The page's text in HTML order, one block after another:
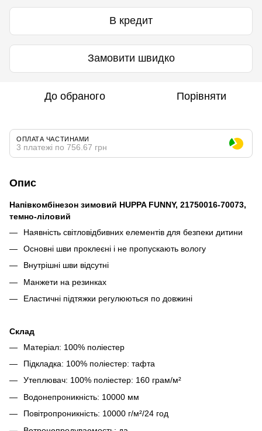
В кредит
Замовити швидко
До обраного Порівняти
ОПЛАТА ЧАСТИНАМИ
3 платежі по 756.67 грн
Опис
Напівкомбінезон зимовий HUPPA FUNNY, 21750016-70073,
темно-лілoвий
Наявність світловідбивних елементів для безпеки дитини
Основні шви проклеєні і не пропускають вологу
Внутрішні шви відсутні
Манжети на резинках
Еластичні підтяжки регулюються по довжині
Склад
Матеріал: 100% поліестер
Підкладка: 100% поліестер: тафта
Утеплювач: 100% поліестер: 160 грам/м²
Водонепроникність: 10000 мм
Повітропроникність: 10000 г/м²/24 год